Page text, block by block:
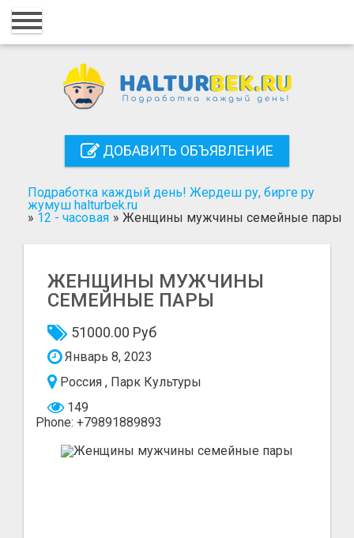
Главная
Регистрация
Поиск
ДОБАВИТЬ ОБЪЯВЛЕНИЕ
Подработка каждый день! Жердеш ру, бирге ру
жумуш halturbek.ru
» 12 - часовая » Женщины мужчины семейные пары
ЖЕНЩИНЫ МУЖЧИНЫ
СЕМЕЙНЫЕ ПАРЫ
51000.00 Руб
Январь 8, 2023
Россия , Парк Культуры
149
Phone: +79891889893